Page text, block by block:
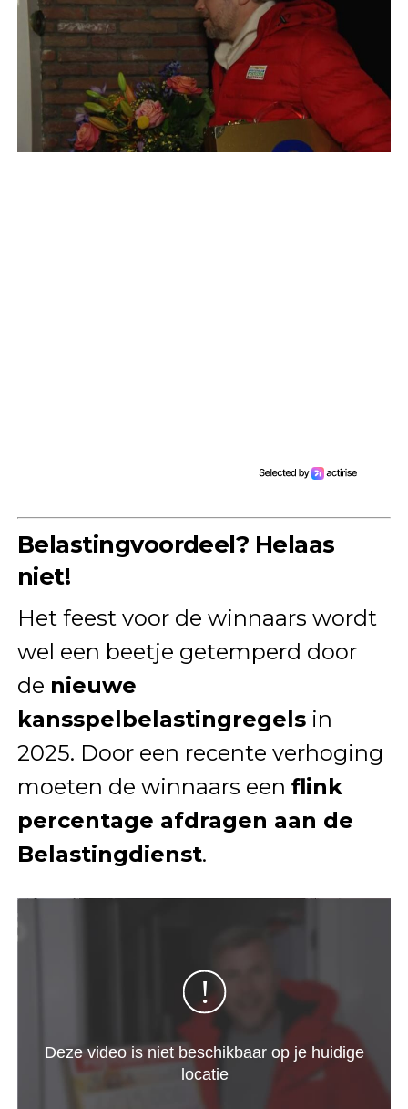
Belastingvoordeel? Helaas
niet!
Het feest voor de winnaars wordt
wel een beetje getemperd door
de nieuwe
kansspelbelastingregelsin
2025. Door een recente verhoging
moeten de winnaars een flink
percentage afdragen aan de
Belastingdienst.